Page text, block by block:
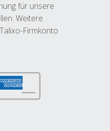
für unsere
Weitere
Firmkonto